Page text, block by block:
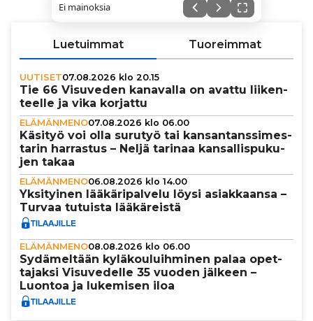
Ei mainoksia
Luetuimmat Tuoreimmat
UUTISET07.08.2026 klo 20.15
Tie 66 Visuveden kanavalla on avattu lii­ken­
teelle ja vika korjattu
ELÄMÄNMENO07.08.2026 klo 06.00
Käsityö voi olla surutyö tai kan­san­tans­si­mes­
ta­rin harrastus – Neljä tarinaa kan­sal­lis­pu­ku­
jen takaa
ELÄMÄNMENO06.08.2026 klo 14.00
Yksi­tyi­nen lää­kä­ri­pal­velu löysi asi­ak­kaansa –
Turvaa tutuista lää­kä­reistä
ELÄMÄNMENO08.08.2026 klo 06.00
Sydä­mel­tään kylä­kou­luih­mi­nen palaa opet­
ta­jaksi Visu­ve­delle 35 vuoden jälkeen –
Luontoa ja lukemisen iloa